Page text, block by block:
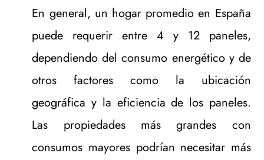
En general, un hogar promedio en España
puede requerir entre 4 y 12 paneles,
dependiendo del consumo energético y de
otros factores como la ubicación
geográfica y la eficiencia de los paneles.
Las propiedades más grandes con
consumos mayores podrían necesitar más